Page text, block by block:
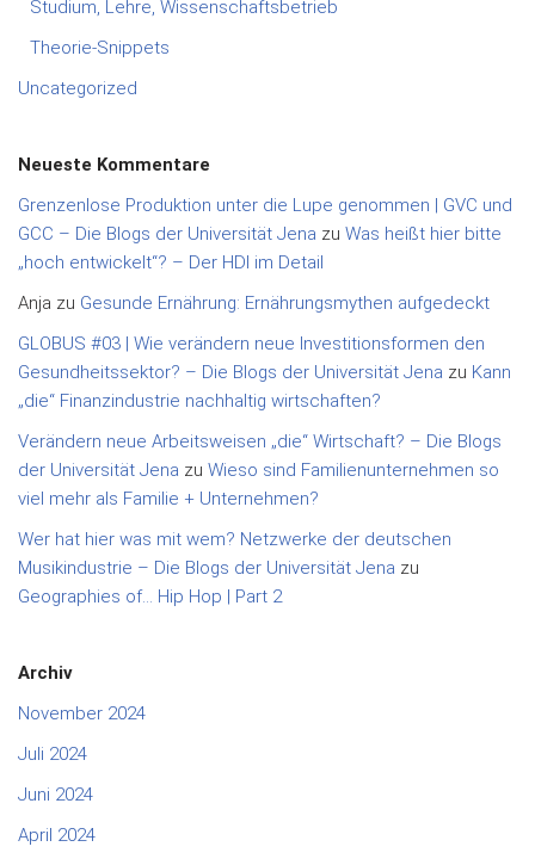
Studium, Lehre, Wissenschaftsbetrieb
Theorie-Snippets
Uncategorized
Neueste Kommentare
Grenzenlose Produktion unter die Lupe genommen | GVC und
GCC – Die Blogs der Universität Jena zu Was heißt hier bitte
„hoch entwickelt“? – Der HDI im Detail
Anja zu Gesunde Ernährung: Ernährungsmythen aufgedeckt
GLOBUS #03 | Wie verändern neue Investitionsformen den
Gesundheitssektor? – Die Blogs der Universität Jena zu Kann
„die“ Finanzindustrie nachhaltig wirtschaften?
Verändern neue Arbeitsweisen „die“ Wirtschaft? – Die Blogs
der Universität Jena zu Wieso sind Familienunternehmen so
viel mehr als Familie + Unternehmen?
Wer hat hier was mit wem? Netzwerke der deutschen
Musikindustrie – Die Blogs der Universität Jena zu
Geographies of… Hip Hop | Part 2
Archiv
November 2024
Juli 2024
Juni 2024
April 2024